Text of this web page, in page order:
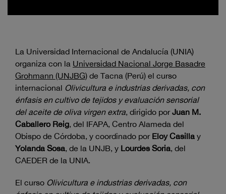
La Universidad Internacional de Andalucía (UNIA)
organiza con la Universidad Nacional Jorge Basadre
Grohmann (UNJBG) de Tacna (Perú) el curso
internacional Olivicultura e industrias derivadas, con
énfasis en cultivo de tejidos y evaluación sensorial
del aceite de oliva virgen extra, dirigido porJuan M.
Caballero Reig, del IFAPA, Centro Alameda del
Obispo de Córdoba, y coordinado por Eloy Casilla y
Yolanda Sosa, de la UNJB, y Lourdes Soria, del
CAEDER de la UNIA.
El curso Olivicultura e industrias derivadas, con